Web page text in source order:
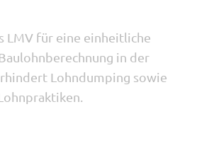
LMV für eine einheitliche
in der
Lohndumping sowie